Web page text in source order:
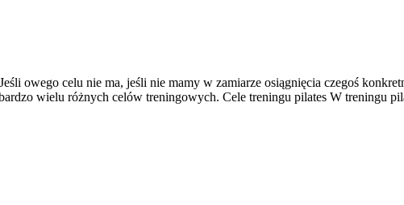
owego celu nie ma, jeśli nie mamy w zamiarze osiągnięcia czegoś
wielu różnych celów treningowych. Cele treningu pilates W treningu